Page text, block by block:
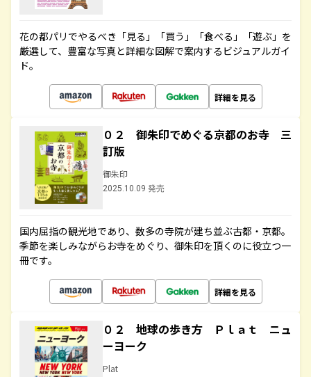
花の都パリでやるべき「見る」「買う」「食べる」「遊ぶ」を
厳選して、豊富な写真と詳細な図解で案内するビジュアルガイ
ド。
詳細を見る
０２ 御朱印でめぐる京都のお寺 三
訂版
御朱印
2025.10.09 発売
国内屈指の観光地であり、数多の寺院が建ち並ぶ古都・京都。
季節を楽しみながらお寺をめぐり、御朱印を頂くのに役立つ一
冊です。
詳細を見る
０２ 地球の歩き方 Ｐｌａｔ ニュ
ーヨーク
Plat